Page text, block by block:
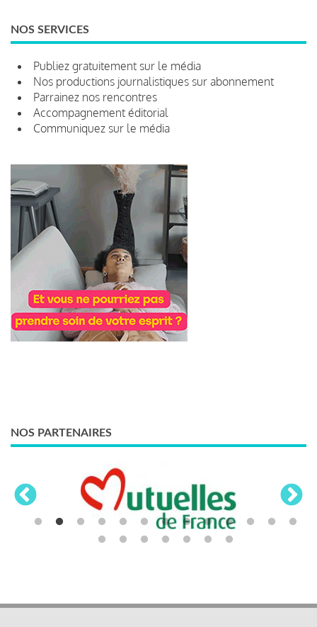
NOS SERVICES
Publiez gratuitement sur le média
Nos productions journalistiques sur abonnement
Parrainez nos rencontres
Accompagnement éditorial
Communiquez sur le média
NOS PARTENAIRES